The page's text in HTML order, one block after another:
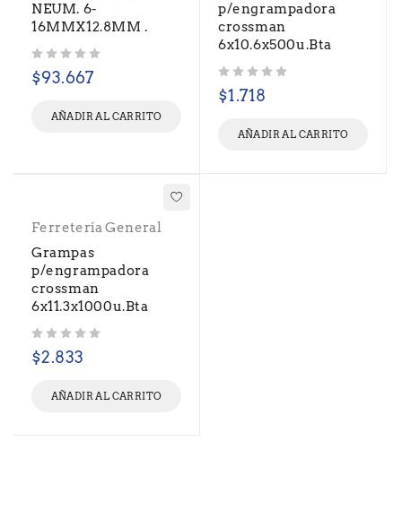
NEUM. 6-
16MMX12.8MM .
$93.667
AÑADIR AL CARRITO
p/engrampadora
crossman
6x10.6x500u.Bta
$1.718
AÑADIR AL CARRITO
Ferretería General
Grampas
p/engrampadora
crossman
6x11.3x1000u.Bta
$2.833
AÑADIR AL CARRITO